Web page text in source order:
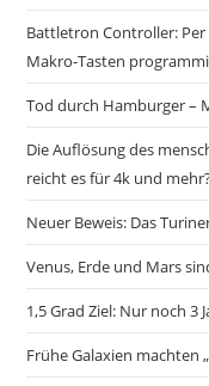
Battletron Controller:
Makro-Tasten
Tod durch Hamburger –
Die Auflösung des
reicht es für 4k und
Neuer Beweis: Das
Venus, Erde und Mars
1,5 Grad Ziel: Nur noch 3
Frühe Galaxien machten